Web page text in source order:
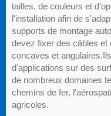
tailles, de couleurs et
l'installation afin de
supports de montage
devez fixer des câbles
concaves et
d'applications sur des
de nombreux domaines
chemins de fer,
agricoles.